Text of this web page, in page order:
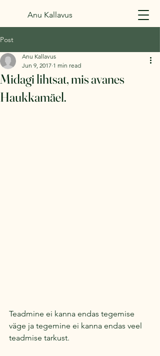
Anu Kallavus
Post
Midagi lihtsat, mis avanes
Haukkamäel.
Anu Kallavus
Jun 9, 2017 1 min read
Teadmine ei kanna endas tegemise
väge ja tegemine ei kanna endas veel
teadmise tarkust.